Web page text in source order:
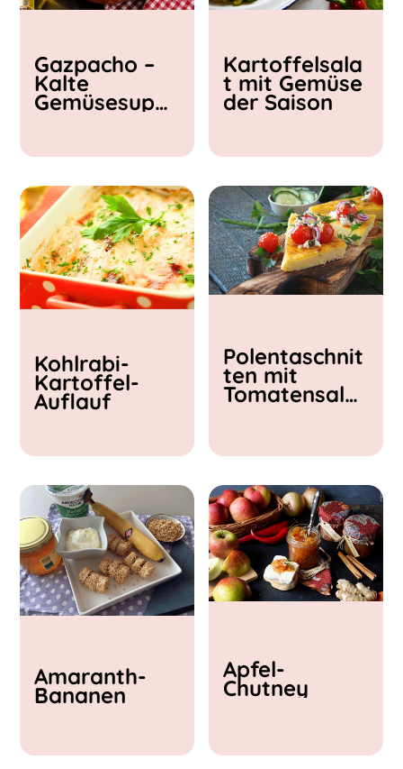
< 15 min
15 - 30 min
30 - 60 min
Gazpacho –
Kalte
Gemüsesupp
Kartoffelsala
t mit Gemüse
der Saison
Kohlrabi-
Kartoffel-
Auflauf
Polentaschnit
ten mit
Tomatensalat
Amaranth-
Bananen
Apfel-
Chutney